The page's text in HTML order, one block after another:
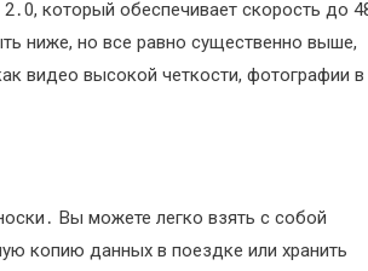
который обеспечивает скорость до
ниже, но все равно существенно выше,
видео высокой четкости, фотографии в
Вы можете легко взять с собой
копию данных в поездке или хранить